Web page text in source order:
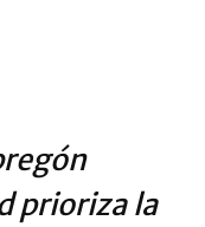
prioriza la